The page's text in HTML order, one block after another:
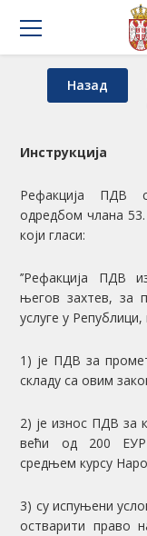
Назад
Инструкцијa
Рефакција ПДВ
одредбом члана
који гласи:
’’Рефакција ПДВ
његов захтев, за
услуге у
1) је ПДВ за
складу са овим
2) је износ ПДВ за
већи од 200 ЕУР
средњем курсу
3) су испуњени
остварити право